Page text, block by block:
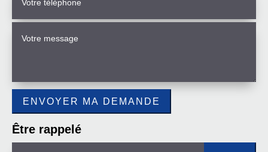
Être rappelé